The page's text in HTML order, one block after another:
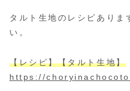
タルト生地のレシピありま
い。
【レシピ】【タルト生地】
https://